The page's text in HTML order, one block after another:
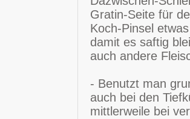
Gratin-Seite für
Koch-Pinsel
damit es saftig
auch andere
- Benutzt man
auch bei den
mittlerweile bei